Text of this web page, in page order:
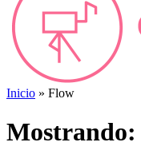
Inicio » Flow
Mostrando: